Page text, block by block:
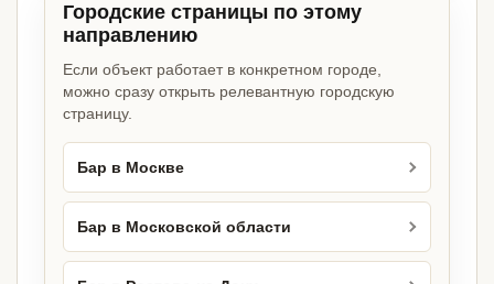
Городские страницы по этому
направлению
Если объект работает в конкретном городе,
можно сразу открыть релевантную городскую
страницу.
Бар в Москве
Бар в Московской области